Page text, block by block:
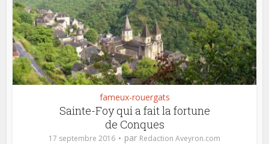
fameux-rouergats
Sainte-Foy qui a fait la fortune
de Conques
17 septembre 2016 par Redaction Aveyron.com